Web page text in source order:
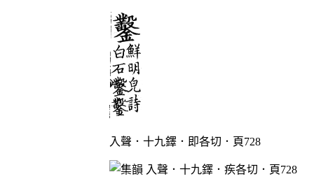
入聲．十九鐸．即各切．頁728